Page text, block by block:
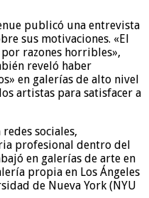
publicó una entrevista
sus motivaciones. «El
razones horribles»,
reveló haber
en galerías de alto nivel
artistas para satisfacer a
sociales,
profesional dentro del
en galerías de arte en
propia en Los Ángeles
de Nueva York (NYU